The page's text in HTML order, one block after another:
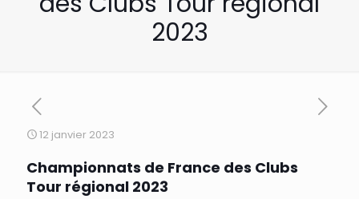
2023
12 janvier 2023
Championnats de France des Clubs
Tour régional 2023